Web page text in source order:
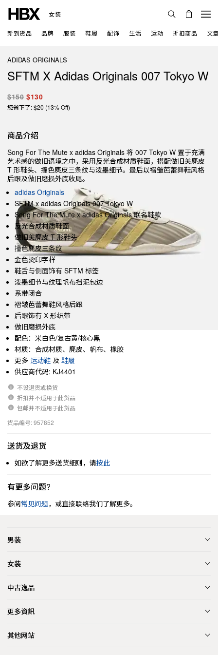
女装
新到货品 品牌 服装 鞋履 配饰 生活 运动 折扣商品 文
ADIDAS ORIGINALS
SFTM X Adidas Originals 007 Tokyo W
$150 $130
您省下了: $20 (13% Off)
商品介绍
Song For The Mute x adidas Originals 将 007 Tokyo W 置于充满
艺术感的做旧语境之中，采用反光合成材质鞋面，搭配做旧美麂皮
T 形鞋头、撞色麂皮三条纹与泼墨细节。最后以褶皱芭蕾舞鞋风格
后跟及做旧磨损外底收尾。
adidas Originals
SFTM x adidas Originals 007 Tokyo W
Song For The Mute x adidas Originals 联名鞋款
反光合成材质鞋面
做旧美麂皮 T 形鞋头
撞色麂皮三条纹
金色烫印字样
鞋舌与侧面饰有 SFTM 标签
泼墨细节与纹理帆布挡泥包边
系带闭合
褶皱芭蕾舞鞋风格后跟
后跟饰有 X 形织带
做旧磨损外底
配色：米白色/复古黄/核心黑
材质：合成材质、麂皮、帆布、橡胶
更多 运动鞋 及 鞋履
供应商代码: KJ4401
不设退货或换货
折扣并不适用于此货品
包邮并不适用于此货品
货品编号: 957852
送货及退货
如欲了解更多送货细则，请按此
有更多问题?
参阅常见问题，或直接联络我们了解更多。
男装
女装
中古逸品
更多資訊
其他网站